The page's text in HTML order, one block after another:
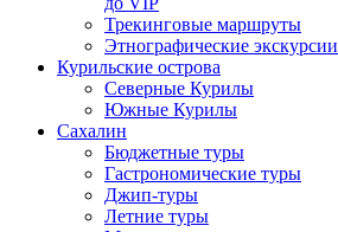
Трекинговые маршруты
Этнографические экскурсии
Курильские острова
Северные Курилы
Южные Курилы
Сахалин
Бюджетные туры
Гастрономические туры
Джип-туры
Летние туры